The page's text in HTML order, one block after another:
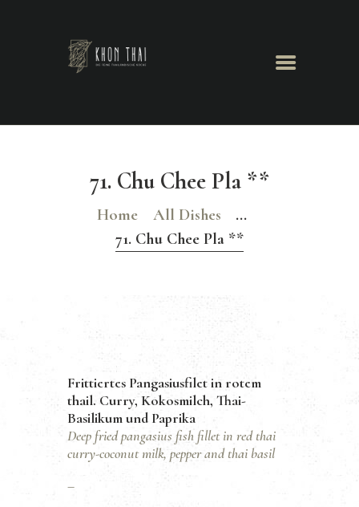
71. Chu Chee Pla **
Home All Dishes
...
71. Chu Chee Pla **
Khon Thai
Frittiertes Pangasiusfilet in rotem
thail. Curry, Kokosmilch, Thai-
Basilikum und Paprika
Deep fried pangasius fish fillet in red thai
curry-coconut milk, pepper and thai basil
–